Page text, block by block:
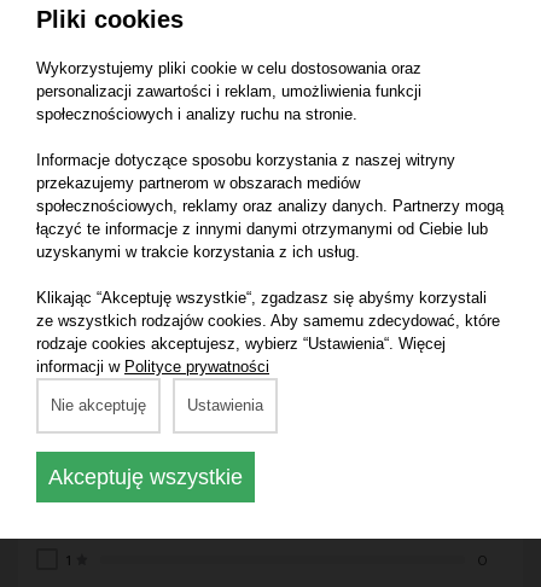
Doskonałe prowadzenie i elastyczność, pozwalają
powierzchni.
Opinie o produkcie:
0.0
na podstawie 0 ocen
1 0
Pliki cookies
Wykorzystujemy pliki cookie w celu dostosowania oraz
personalizacji zawartości i reklam, umożliwienia funkcji
społecznościowych i analizy ruchu na stronie.
Informacje dotyczące sposobu korzystania z naszej witryny
przekazujemy partnerom w obszarach mediów
społecznościowych, reklamy oraz analizy danych. Partnerzy mogą
łączyć te informacje z innymi danymi otrzymanymi od Ciebie lub
uzyskanymi w trakcie korzystania z ich usług.
Klikając “Akceptuję wszystkie“, zgadzasz się abyśmy korzystali
ze wszystkich rodzajów cookies. Aby samemu zdecydować, które
rodzaje cookies akceptujesz, wybierz “Ustawienia“. Więcej
informacji w Polityce prywatności
Nie akceptuję Ustawienia
Akceptuję wszystkie